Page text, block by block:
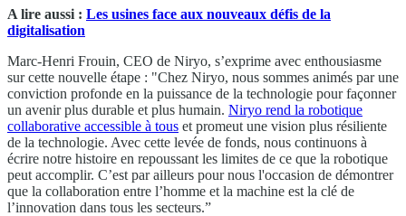
A lire aussi : Les usines face aux nouveaux défis de la
digitalisation
Marc-Henri Frouin, CEO de Niryo, s’exprime avec enthousiasme
sur cette nouvelle étape : "Chez Niryo, nous sommes animés par une
conviction profonde en la puissance de la technologie pour façonner
un avenir plus durable et plus humain. Niryo rend la robotique
collaborative accessible à tous et promeut une vision plus résiliente
de la technologie. Avec cette levée de fonds, nous continuons à
écrire notre histoire en repoussant les limites de ce que la robotique
peut accomplir. C’est par ailleurs pour nous l'occasion de démontrer
que la collaboration entre l’homme et la machine est la clé de
l’innovation dans tous les secteurs.”